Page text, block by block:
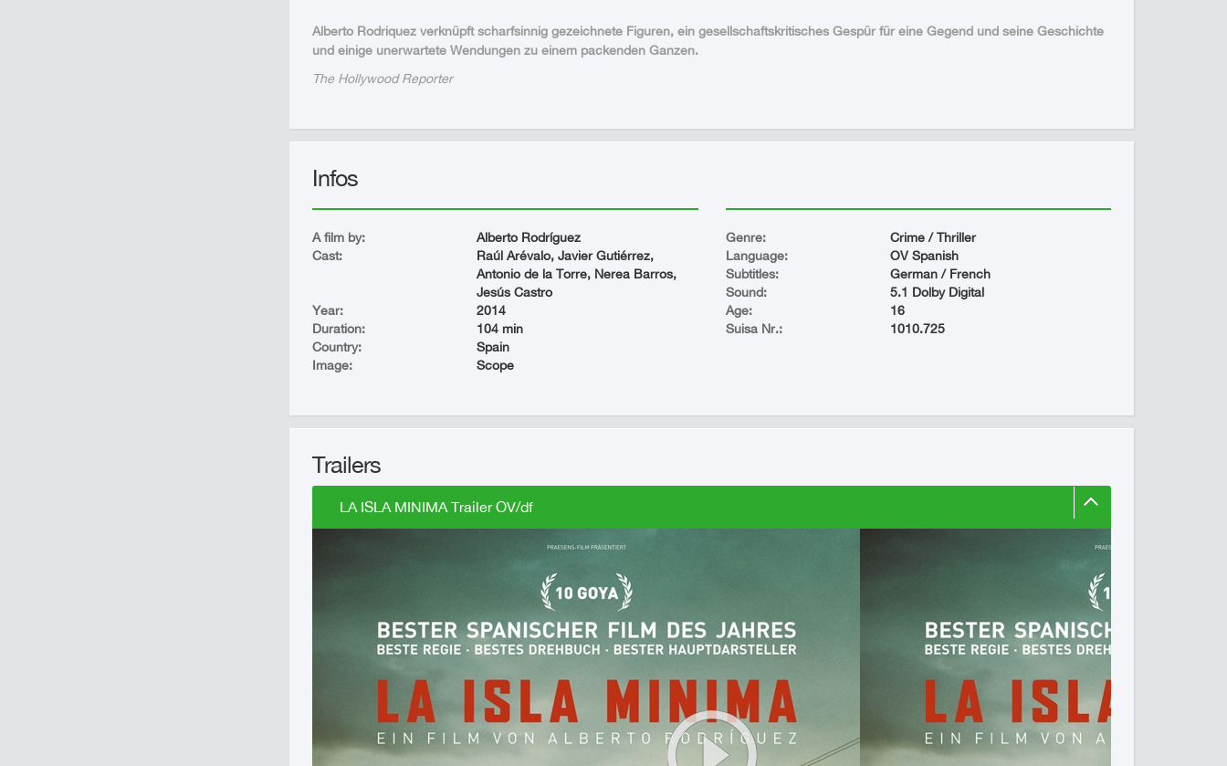
Alberto Rodriquez verknüpft scharfsinnig gezeichnete Figuren, ein gesellschaftskritisches Gespür für eine Gegend und seine Geschichte
und einige unerwartete Wendungen zu einem packenden Ganzen.
The Hollywood Reporter
Infos
A film by:
Alberto Rodríguez
Cast:
Raúl Arévalo, Javier Gutiérrez,
Antonio de la Torre, Nerea Barros,
Jesús Castro
Year:
2014
Duration:
104 min
Country:
Spain
Image:
Scope
Genre:
Crime / Thriller
Language:
OV Spanish
Subtitles:
German / French
Sound:
5.1 Dolby Digital
Age:
16
Suisa Nr.:
1010.725
Trailers
LA ISLA MINIMA Trailer OV/df